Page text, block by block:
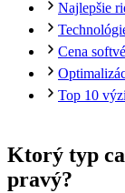
Najlepšie
Cena
Top 10
Ktorý typ
pravý?